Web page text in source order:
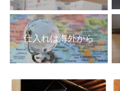
仕入れは海外から